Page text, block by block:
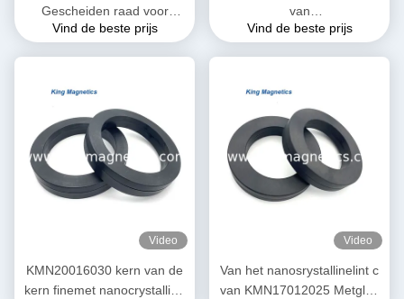
Gescheiden raad voor
Gemeenschappelijke
Vind de beste prijs
van
Vind de beste prijs
Video
KMN20016030 kern van de
kern finemet nanocrystalline
Video
Van het nanosrystallinelint c
van KMN17012025 Metglas